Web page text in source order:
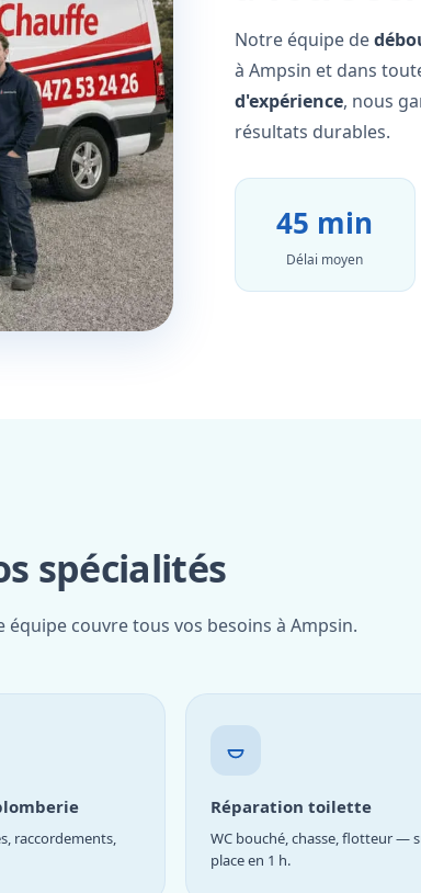
Notre équipe de
à Ampsin et dans
d'expérience, nous
résultats durables.
45 min
Délai moyen
spécialités
couvre tous vos besoins à Ampsin.
raccordements,
Réparation toilette
WC bouché, chasse, flotteur —
place en 1 h.